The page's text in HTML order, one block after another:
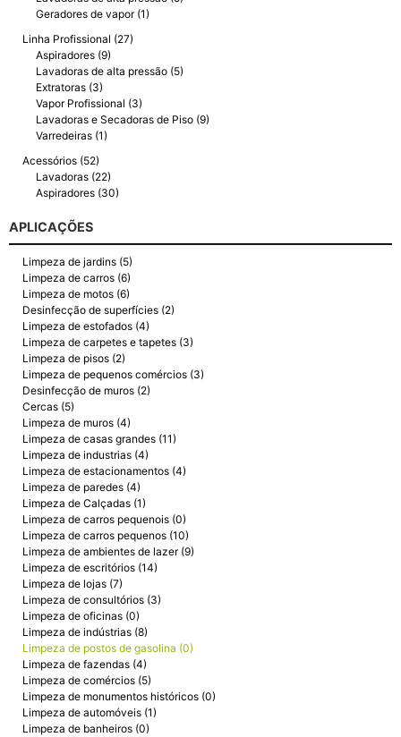
Geradores de vapor (1)
Linha Profissional (27)
Aspiradores (9)
Lavadoras de alta pressão (5)
Extratoras (3)
Vapor Profissional (3)
Lavadoras e Secadoras de Piso (9)
Varredeiras (1)
Acessórios (52)
Lavadoras (22)
Aspiradores (30)
APLICAÇÕES
Limpeza de jardins (5)
Limpeza de carros (6)
Limpeza de motos (6)
Desinfecção de superfícies (2)
Limpeza de estofados (4)
Limpeza de carpetes e tapetes (3)
Limpeza de pisos (2)
Limpeza de pequenos comércios (3)
Desinfecção de muros (2)
Cercas (5)
Limpeza de muros (4)
Limpeza de casas grandes (11)
Limpeza de industrias (4)
Limpeza de estacionamentos (4)
Limpeza de paredes (4)
Limpeza de Calçadas (1)
Limpeza de carros pequenois (0)
Limpeza de carros pequenos (10)
Limpeza de ambientes de lazer (9)
Limpeza de escritórios (14)
Limpeza de lojas (7)
Limpeza de consultórios (3)
Limpeza de oficinas (0)
Limpeza de indústrias (8)
Limpeza de postos de gasolina (0)
Limpeza de fazendas (4)
Limpeza de comércios (5)
Limpeza de monumentos históricos (0)
Limpeza de automóveis (1)
Limpeza de banheiros (0)